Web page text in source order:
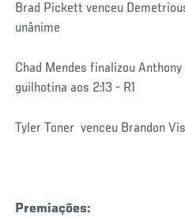
Brad Pickett venceu
unânime
Chad Mendes finalizou
guilhotina aos 2:13 - R1
Tyler Toner venceu Brandon
Premiações: